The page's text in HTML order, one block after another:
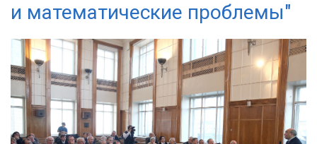
и математические проблемы"